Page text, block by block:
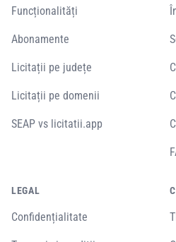
Funcționalități
Abonamente
Licitații pe județe
Licitații pe domenii
SEAP vs licitatii.app
LEGAL
Confidențialitate